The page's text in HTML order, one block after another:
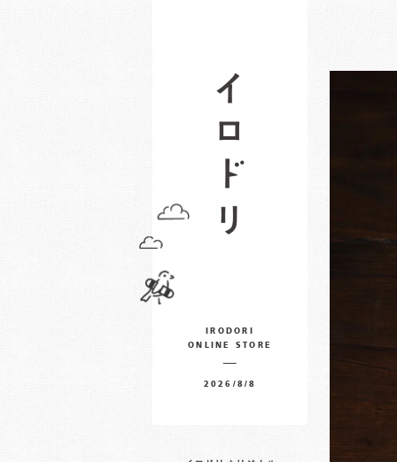
IRODORI
ONLINE STORE
2026/8/8